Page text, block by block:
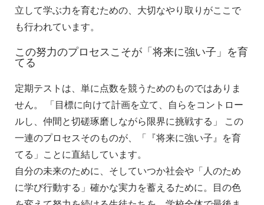
立して学ぶ力を育むための、大切なやり取りがここで
も行われています。
この努力のプロセスこそが「将来に強い子」を育
てる
定期テストは、単に点数を競うためのものではありま
せん。 「目標に向けて計画を立て、自らをコントロー
ルし、仲間と切磋琢磨しながら限界に挑戦する」 この
一連のプロセスそのものが、「『将来に強い子』を育
てる」ことに直結しています。
自分の未来のために、そしていつか社会や「人のため
に学び行動する」確かな実力を蓄えるために。目の色